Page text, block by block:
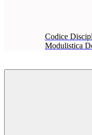
Codice
Modulistica